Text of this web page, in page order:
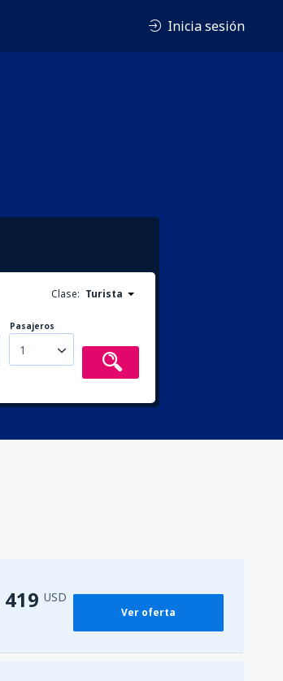
Inicia sesión
Clase: Turista
Pasajeros
1
419 USD
Ver oferta